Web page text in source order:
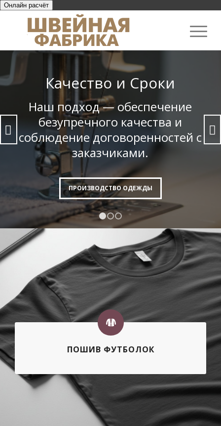
Онлайн расчёт
Качество и Сроки
Наш подход — обеспечение
безупреч­ного качества и
соблюдение договорен­ностей с
заказчиками.
ПРОИЗВОДСТВО ОДЕЖДЫ
Следующий
ПОШИВ ФУТБОЛОК